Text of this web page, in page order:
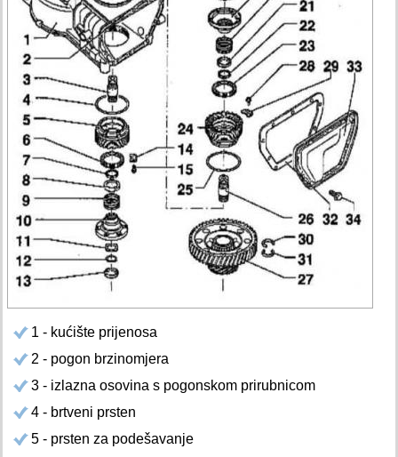
1 - kućište prijenosa
2 - pogon brzinomjera
3 - izlazna osovina s pogonskom prirubnicom
4 - brtveni prsten
5 - prsten za podešavanje